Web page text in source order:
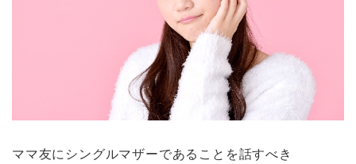
ママ友にシングルマザーであることを話すべき